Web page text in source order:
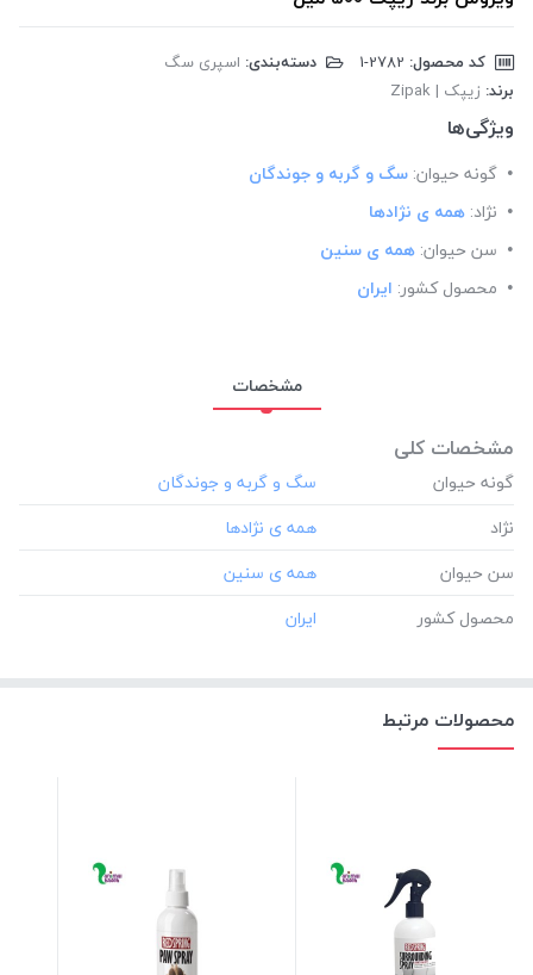
کد محصول: دسته‌بندی: اسپری سگ
برند: زیپک | Zipak
ویژگی‌ها
گونه حیوان: سگ و گربه و جوندگان
نژاد: همه ی نژادها
سن حیوان: همه ی سنین
محصول کشور: ایران
مشخصات
مشخصات کلی
گونه حیوان
نژاد
سن حیوان
محصول کشور
محصولات مرتبط